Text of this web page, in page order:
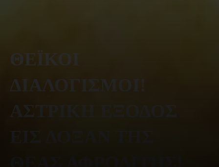
ΘΕΪΚΟΙ
ΔΙΑΛΟΓΙΣΜΟΙ!